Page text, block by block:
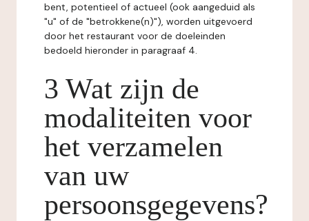
bent, potentieel of actueel (ook aangeduid als
"u" of de "betrokkene(n)"), worden uitgevoerd
door het restaurant voor de doeleinden
bedoeld hieronder in paragraaf 4.
3 Wat zijn de
modaliteiten voor
het verzamelen
van uw
persoonsgegevens?